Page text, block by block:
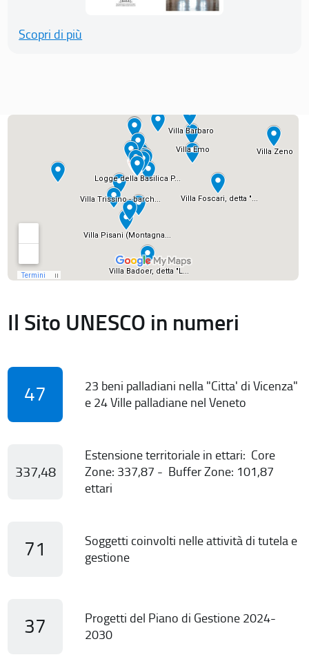
Scopri di più
Il Sito UNESCO in numeri
47
23 beni palladiani nella "Citta' di Vicenza"
e 24 Ville palladiane nel Veneto
337,48
Estensione territoriale in ettari: Core
Zone: 337,87 - Buffer Zone: 101,87
ettari
71
Soggetti coinvolti nelle attività di tutela e
gestione
37
Progetti del Piano di Gestione 2024-
2030